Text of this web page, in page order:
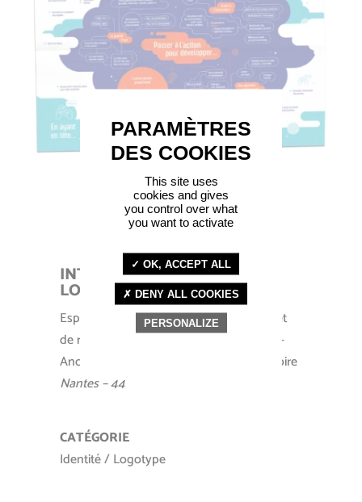
INTERACTIONS PAYS DE LA
LOIRE
Espace régional collaboratif d’expertise et
de ressources en promotion de la santé –
Anciennement Promosanté Pays de la Loire
Nantes – 44
CATÉGORIE
Identité / Logotype
This site uses
cookies and gives
you control over what
you want to activate
OK, ACCEPT ALL
DENY ALL COOKIES
PERSONALIZE